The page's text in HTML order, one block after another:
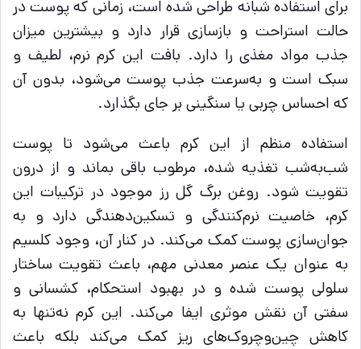
برای استفاده شبانه طراحی شده است، زمانی که پوست در
حالت استراحت و بازسازی قرار دارد و بیشترین میزان
جذب مواد مغذی را دارد. بافت این کرم نرم، لطیف و
سبک است و به‌سرعت جذب پوست می‌شود، بدون آن‌
که احساس چربی یا سنگینی بر جای بگذارد.
استفاده منظم از این کرم باعث می‌شود تا پوست
شب‌به‌شب تغذیه شده، مرطوب باقی بماند و از درون
تقویت شود. روغن برگ گل رز موجود در ترکیبات این
کرم، خاصیت نرم‌کنندگی و تسکین‌دهندگی دارد و به
جوان‌سازی پوست کمک می‌کند. در کنار آن، وجود کلسیم
به عنوان یک عنصر معدنی مهم، باعث تقویت ساختار
سلولی پوست شده و در بهبود استحکام، کشسانی و
سفتی آن نقش موثری ایفا می‌کند. این کرم نه‌تنها به
کاهش چین‌وچروک‌های ریز کمک می‌کند بلکه باعث